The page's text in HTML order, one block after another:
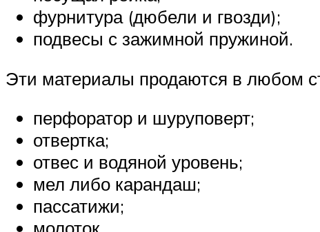
фурнитура (дюбели и гвозди);
подвесы с зажимной пружиной.
Эти материалы продаются в любом
перфоратор и шуруповерт;
отвертка;
отвес и водяной уровень;
мел либо карандаш;
пассатижи;